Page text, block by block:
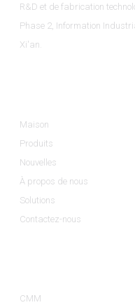
R&D et de fabrication
Phase 2, Information
Xi'an.
Maison
Produits
Nouvelles
À propos de nous
Solutions
Contactez-nous
CMM